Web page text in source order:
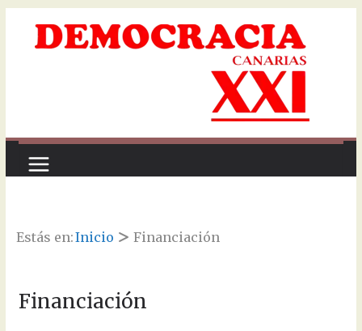
Saltar
Estás en:Inicio Financiación
Financiación